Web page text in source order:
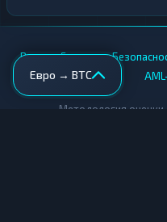
Евро → BTC
Вики • Города •
Методология оценки